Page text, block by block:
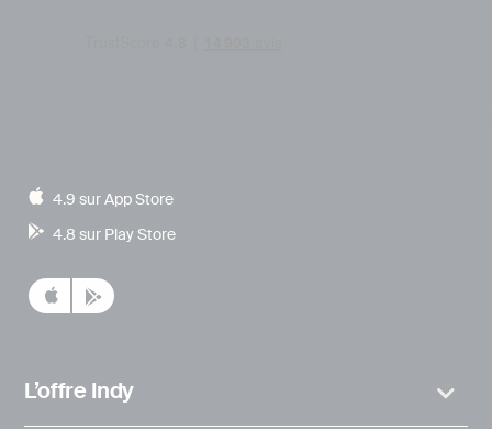
4.9 sur App Store
4.8 sur Play Store
L’offre Indy